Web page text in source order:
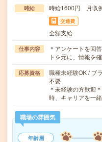
時給 時給1600円 月収
交通費
全額支給
仕事内容
＊アンケートを回
トを元に、情報を
応募資格
職種未経験OK / ブ
不要
＊未経験の方歓迎
時、キャリアを一
職場の雰囲気
年齢層